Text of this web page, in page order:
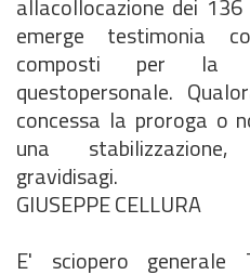
allacollocazione dei
emerge testimonia
composti per la
questopersonale.
concessa la proroga o
una
gravidisagi.
GIUSEPPE CELLURA
E' sciopero generale